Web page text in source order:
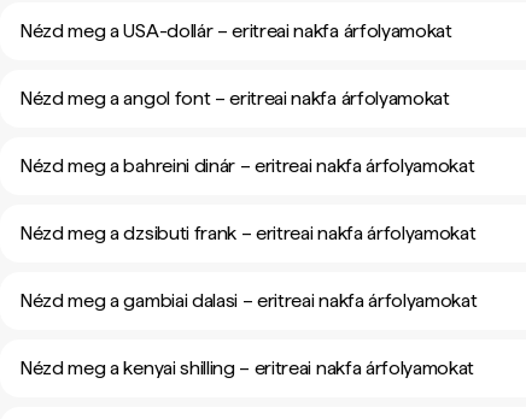
Nézd meg a USA-dollár – eritreai nakfa árfolyamokat
Nézd meg a angol font – eritreai nakfa árfolyamokat
Nézd meg a bahreini dinár – eritreai nakfa árfolyamokat
Nézd meg a dzsibuti frank – eritreai nakfa árfolyamokat
Nézd meg a gambiai dalasi – eritreai nakfa árfolyamokat
Nézd meg a kenyai shilling – eritreai nakfa árfolyamokat